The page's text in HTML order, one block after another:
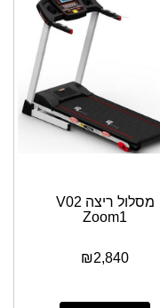
מסלול ריצה V02
Zoom1
₪2,840